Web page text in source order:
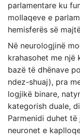
parlamentare ku
mollaqeve e
hemisferës së
Në neurologjinë
krahasohet me një
bazë të dhënave
ndez-shuaj), pra
logjikë binare,
kategorish duale,
Parmenidi duhet
neuronet e